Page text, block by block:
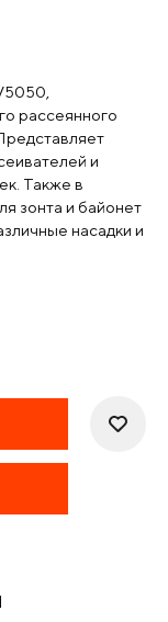
рассеянного
и
Также в
зонта и байонет
насадки и